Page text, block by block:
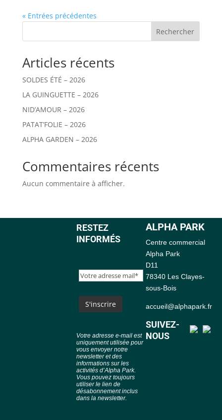
« Entrées précédentes
Rechercher
Articles récents
SOLDES ÉTÉ – 2026
LA GUINGUETTE – 2026
NID’AMOUR – 2026
PATAT’FOLIE – 2026
ALPHA GARDEN – 2026
Commentaires récents
Aucun commentaire à afficher.
RESTEZ
INFORMÉS
Votre adresse e-mail est
uniquement utilisée pour
vous envoyer notre
newsletter et des
informations sur les
activités d’Alpha Park.
Vous pouvez toujours
utiliser le lien de
désabonnement inclus
dans la newsletter.
ALPHA PARK
Centre commercial
Alpha Park
D11
78340 Les Clayes-
sous-Bois
accueil@alphapark.fr
SUIVEZ-
NOUS